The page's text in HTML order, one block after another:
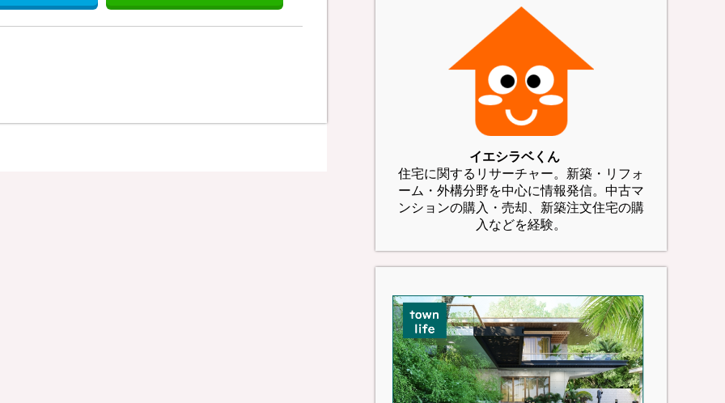
イエシラベくん
住宅に関するリサーチャー。新築・リフォ
ーム・外構分野を中心に情報発信。中古マ
ンションの購入・売却、新築注文住宅の購
入などを経験。